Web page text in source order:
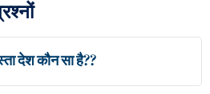
देश कौन सा है??